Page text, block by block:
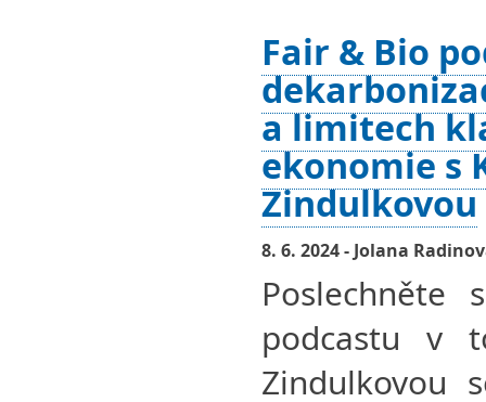
Fair & Bio
a limitech
ekonomie s
Zindulkovou
8. 6. 2024 - Jolana
podcastu v
Zindulkovou